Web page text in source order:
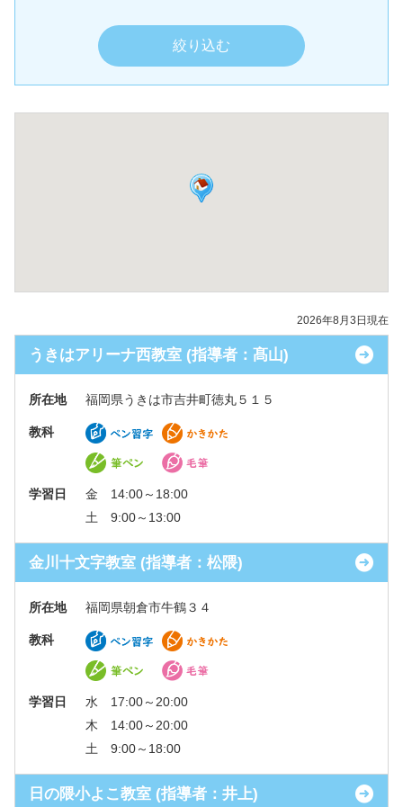
2026年8月3日現在
うきはアリーナ西教室 (指導者：髙山)
所在地 福岡県うきは市吉井町徳丸５１５
教科
学習日
金 14:00～18:00
土 9:00～13:00
金川十文字教室 (指導者：松隈)
所在地 福岡県朝倉市牛鶴３４
教科
学習日
水 17:00～20:00
木 14:00～20:00
土 9:00～18:00
日の隈小よこ教室 (指導者：井上)